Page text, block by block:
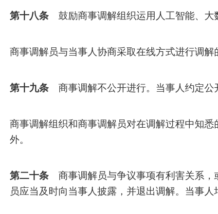
第十八条 鼓励商事调解组织运用人工智能、大
商事调解员与当事人协商采取在线方式进行调
第十九条 商事调解不公开进行。当事人约定公
商事调解组织和商事调解员对在调解过程中知
外。
第二十条 商事调解员与争议事项有利害关系
员应当及时向当事人披露，并退出调解。当事